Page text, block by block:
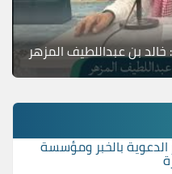
بن عبداللطيف المزهر
بالخبر ومؤسسة